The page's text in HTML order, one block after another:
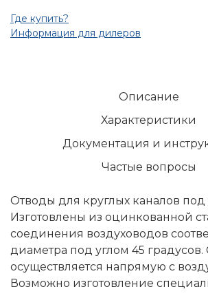
Где купить?
Информация для дилеров
Описание
Характеристики
Документация и
Частые вопросы
Отводы для круглых каналов под
Изготовлены из оцинкованной
соединения воздуховодов
диаметра под углом 45
осуществляется напрямую с
Возможно изготовление